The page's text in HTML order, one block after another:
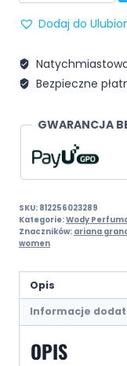
Dodaj do
Bezpieczne
GWARANCJA
SKU: 812256023289
Kategorie:Wody
Znaczników: ariana
women
Opis
Informacje
OPIS